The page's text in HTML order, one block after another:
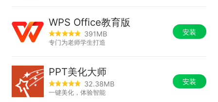
WPS Office教育版
391MB
专门为老师学生打造
安装
PPT美化大师
32.38MB
一键美化，体验智能
安装